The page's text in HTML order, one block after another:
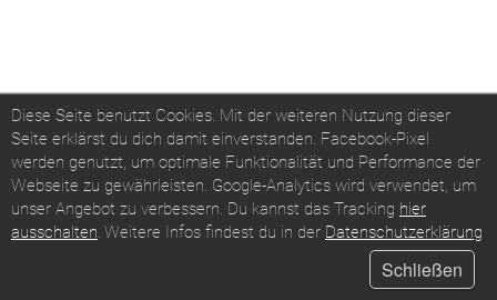
Diese Seite benutzt Cookies. Mit der weiteren Nutzung dieser
Seite erklärst du dich damit einverstanden. Facebook-Pixel
werden genutzt, um optimale Funktionalität und Performance der
Webseite zu gewährleisten. Google-Analytics wird verwendet, um
unser Angebot zu verbessern. Du kannst das Tracking hier
ausschalten. Weitere Infos findest du in der Datenschutzerklärung
Schließen